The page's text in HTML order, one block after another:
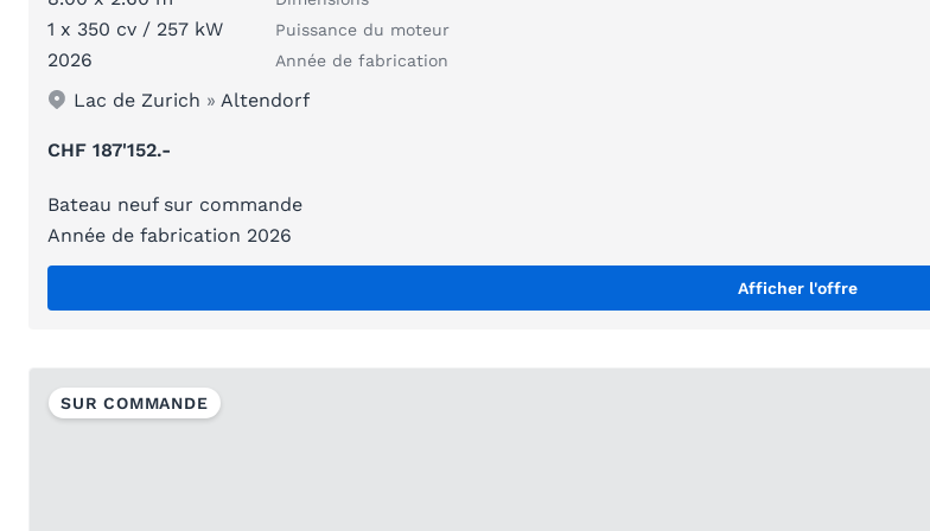
1 x 350 cv / 257 kW Puissance du moteur
2026 Année de fabrication
Lac de Zurich »Altendorf
CHF 187'152.-
Bateau neuf sur commande
Année de fabrication 2026
Afficher l'offre
SUR COMMANDE